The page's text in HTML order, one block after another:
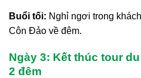
Buổi tối: Nghỉ ngơi trong
Côn Đảo về đêm.
Ngày 3: Kết thúc tour
2 đêm